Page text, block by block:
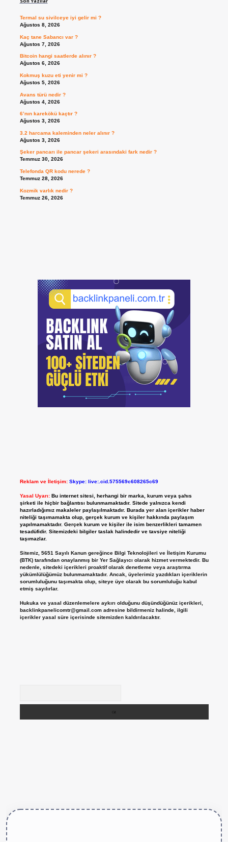
Termal su sivilceye iyi gelir mi ?
Ağustos 8, 2026
Kaç tane Sabancı var ?
Ağustos 7, 2026
Bitcoin hangi saatlerde alınır ?
Ağustos 6, 2026
Kokmuş kuzu eti yenir mi ?
Ağustos 5, 2026
Avans türü nedir ?
Ağustos 4, 2026
6’nın karekökü kaçtır ?
Ağustos 3, 2026
3.2 harcama kaleminden neler alınır ?
Ağustos 3, 2026
Şeker pancarı ile pancar şekeri arasındaki fark nedir ?
Temmuz 30, 2026
Telefonda QR kodu nerede ?
Temmuz 28, 2026
Kozmik varlık nedir ?
Temmuz 26, 2026
Reklam ve İletişim: Skype: live:.cid.575569c608265c69
Yasal Uyarı: Bu internet sitesi, herhangi bir marka, kurum veya şahıs
şirketi ile hiçbir bağlantısı bulunmamaktadır. Sitede yalnızca kendi
hazırladığımız makaleler paylaşılmaktadır. Burada yer alan içerikler haber
niteliği taşımamakta olup, gerçek kurum ve kişiler hakkında paylaşım
yapılmamaktadır. Gerçek kurum ve kişiler ile isim benzerlikleri tamamen
tesadüfidir. Sitemizdeki bilgiler taslak halindedir ve tavsiye niteliği
taşımazlar.
Sitemiz, 5651 Sayılı Kanun gereğince Bilgi Teknolojileri ve İletişim Kurumu
(BTK) tarafından onaylanmış bir Yer Sağlayıcı olarak hizmet vermektedir. Bu
nedenle, sitedeki içerikleri proaktif olarak denetleme veya araştırma
yükümlülüğümüz bulunmamaktadır. Ancak, üyelerimiz yazdıkları içeriklerin
sorumluluğunu taşımakta olup, siteye üye olarak bu sorumluluğu kabul
etmiş sayılırlar.
Hukuka ve yasal düzenlemelere aykırı olduğunu düşündüğünüz içerikleri,
backlinkpanelicomtr@gmail.comadresine bildirmeniz halinde, ilgili
içerikler yasal süre içerisinde sitemizden kaldırılacaktır.